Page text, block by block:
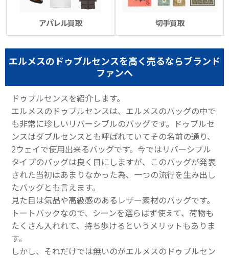
アパレル買取 切手買取
エルメスのドゥブルセンスを高く売るならブランド
ファンへ
ドゥブルセンスを紹介します。
エルメスのドゥブルセンスは、エルメスのバッグの中で
も非常に珍しいリバーシブルのバッグです。ドゥブルセ
ンスはダブルセンスとも呼ばれていてその名前の通り、
2ウェイで使用出来るバッグです。今ではリバーシブル
タイプのバッグは良く目にしますが、このバッグが発表
された当初はあまりなかった為、一つの流行を生み出し
たバッグとも言えます。
見た目は気品や高級感のあるレザー素材のバッグです。
トートバックなので、シーンを選らばず使えて、荷物も
たくさん入れれて、持ち歩けるというメリットもありま
す。
しかし、それだけでは無いのがエルメスのドゥブルセン